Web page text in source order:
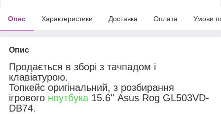
Опис Характеристики Доставка Оплата Умови
Опис
Продається в зборі з тачпадом і
клавіатурою.
Топкейс оригінальний, з розбирання
ігрового ноутбука 15.6'' Asus Rog GL503VD-
DB74.